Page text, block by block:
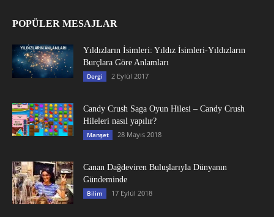
POPÜLER MESAJLAR
Yıldızların İsimleri: Yıldız İsimleri-Yıldızların
Burçlara Göre Anlamları
Dergi 2 Eylül 2017
Candy Crush Saga Oyun Hilesi – Candy Crush
Hileleri nasıl yapılır?
Manşet 28 Mayıs 2018
Canan Dağdeviren Buluşlarıyla Dünyanın
Gündeminde
Bilim 17 Eylül 2018